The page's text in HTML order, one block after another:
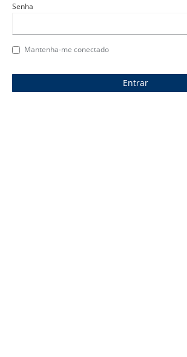
Senha
Mantenha-me conectado